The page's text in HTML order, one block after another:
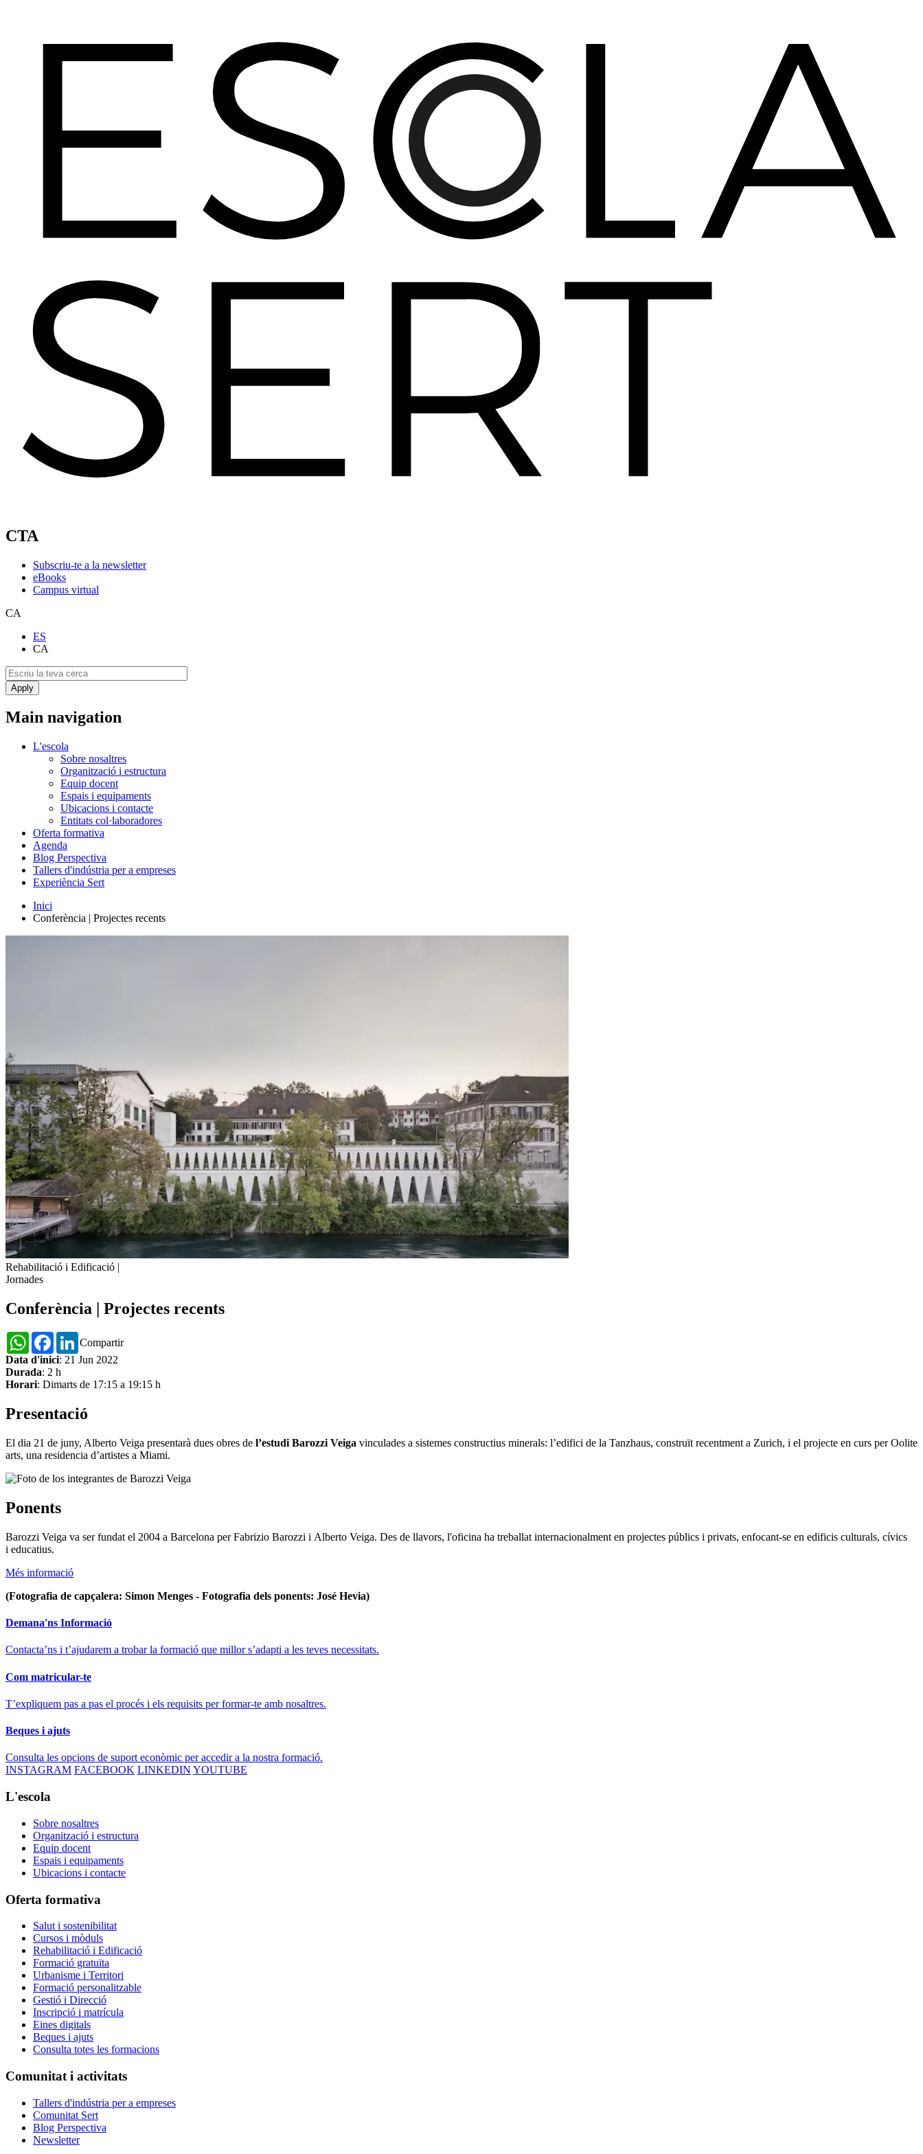
CTA
Subscriu-te a la newsletter
eBooks
Campus virtual
CA
ES
CA
Main navigation
L'escola
Sobre nosaltres
Organització i estructura
Equip docent
Espais i equipaments
Ubicacions i contacte
Entitats col·laboradores
Oferta formativa
Agenda
Blog Perspectiva
Tallers d'indústria per a empreses
Experiència Sert
Inici
Conferència | Projectes recents
Rehabilitació i Edificació |
Jornades
Conferència | Projectes recents
Compartir
WhatsAppFacebookLinkedIn
Data d'inici: 21 Jun 2022
Durada: 2 h
Horari: Dimarts de 17:15 a 19:15 h
Presentació
El dia 21 de juny, Alberto Veiga presentarà dues obres de l’estudi Barozzi Veiga vinculades a sistemes constructius minerals: l’edifici de la Tanzhaus, construït recentment a Zurich, i el projecte en curs per Oolite
arts, una residencia d’artistes a Miami.
Ponents
Barozzi Veiga va ser fundat el 2004 a Barcelona per Fabrizio Barozzi i Alberto Veiga. Des de llavors, l'oficina ha treballat internacionalment en projectes públics i privats, enfocant-se en edificis culturals, cívics
i educatius.
Més informació
(Fotografia de capçalera: Simon Menges - Fotografia dels ponents: José Hevia)
Demana'ns Informació
Contacta’ns i t’ajudarem a trobar la formació que millor s’adapti a les teves necessitats.
Com matricular-te
T’expliquem pas a pas el procés i els requisits per formar-te amb nosaltres.
Beques i ajuts
Consulta les opcions de suport econòmic per accedir a la nostra formació.
INSTAGRAM FACEBOOK LINKEDIN YOUTUBE
L'escola
Sobre nosaltres
Organització i estructura
Equip docent
Espais i equipaments
Ubicacions i contacte
Oferta formativa
Salut i sostenibilitat
Cursos i mòduls
Rehabilitació i Edificació
Formació gratuïta
Urbanisme i Territori
Formació personalitzable
Gestió i Direcció
Inscripció i matrícula
Eines digitals
Beques i ajuts
Consulta totes les formacions
Comunitat i activitats
Tallers d'indústria per a empreses
Comunitat Sert
Blog Perspectiva
Newsletter